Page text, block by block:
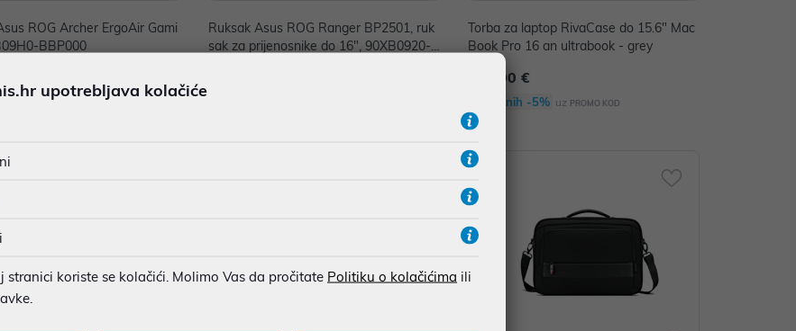
ROG Archer ErgoAir Gami
BBP000
PROMO KOD
Ruksak Asus ROG Ranger BP2501, ruk
sak za prijenosnike do 16", 90XB0920-B
Torba za laptop RivaCase do 15.6" Mac
Book Pro 16 an ultrabook - grey
109,00 €
Dodatnih -5% uz PROMO KOD
upotrebljava kolačiće
stranici koriste se kolačići. Molimo Vas da pročitate Politiku o kolačićima ili